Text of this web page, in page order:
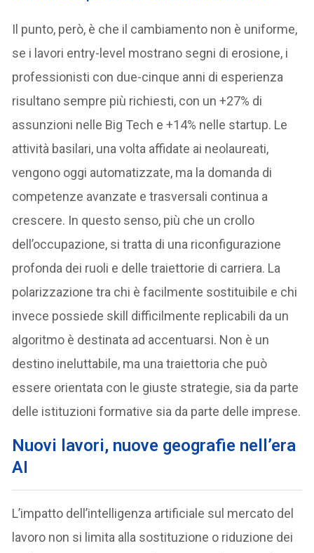
Il punto, però, è che il cambiamento non è uniforme,
se i lavori entry-level mostrano segni di erosione, i
professionisti con due-cinque anni di esperienza
risultano sempre più richiesti, con un +27% di
assunzioni nelle Big Tech e +14% nelle startup. Le
attività basilari, una volta affidate ai neolaureati,
vengono oggi automatizzate, ma la domanda di
competenze avanzate e trasversali continua a
crescere. In questo senso, più che un crollo
dell’occupazione, si tratta di una riconfigurazione
profonda dei ruoli e delle traiettorie di carriera. La
polarizzazione tra chi è facilmente sostituibile e chi
invece possiede skill difficilmente replicabili da un
algoritmo è destinata ad accentuarsi. Non è un
destino ineluttabile, ma una traiettoria che può
essere orientata con le giuste strategie, sia da parte
delle istituzioni formative sia da parte delle imprese.
Nuovi lavori, nuove geografie nell’era
AI
L’impatto dell’intelligenza artificiale sul mercato del
lavoro non si limita alla sostituzione o riduzione dei